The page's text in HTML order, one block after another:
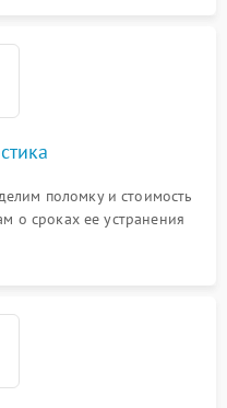
поломку и стоимость
о сроках ее устранения